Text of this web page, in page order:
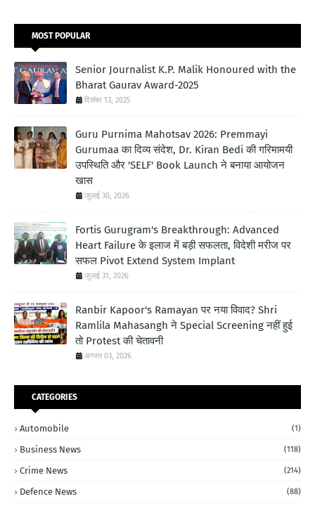
MOST POPULAR
Senior Journalist K.P. Malik Honoured with the
Bharat Gaurav Award-2025
दिसंबर 13, 2025
Guru Purnima Mahotsav 2026: Premmayi
Gurumaa का दिव्य संदेश, Dr. Kiran Bedi की गरिमामयी
उपस्थिति और 'SELF' Book Launch ने बनाया आयोजन
खास
जुलाई 30, 2026
Fortis Gurugram's Breakthrough: Advanced
Heart Failure के इलाज में बड़ी सफलता, विदेशी मरीज पर
सफल Pivot Extend System Implant
जुलाई 31, 2026
Ranbir Kapoor's Ramayan पर नया विवाद? Shri
Ramlila Mahasangh ने Special Screening नहीं हुई
तो Protest की चेतावनी
अगस्त 03, 2026
CATEGORIES
Automobile (1)
Business News (118)
Crime News (214)
Defence News (88)